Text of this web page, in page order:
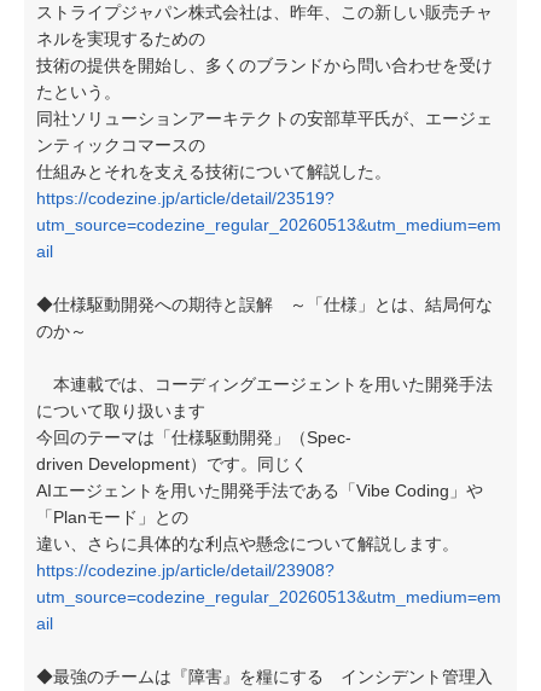
ストライプジャパン株式会社は、昨年、この新しい販売チャ
ネルを実現するための
技術の提供を開始し、多くのブランドから問い合わせを受け
たという。
同社ソリューションアーキテクトの安部草平氏が、エージェ
ンティックコマースの
仕組みとそれを支える技術について解説した。
https://codezine.jp/article/detail/23519?
utm_source=codezine_regular_20260513&utm_medium=em
ail
◆仕様駆動開発への期待と誤解 ～「仕様」とは、結局何な
のか～
本連載では、コーディングエージェントを用いた開発手法
について取り扱います
今回のテーマは「仕様駆動開発」（Spec-
driven Development）です。同じく
AIエージェントを用いた開発手法である「Vibe Coding」や
「Planモード」との
違い、さらに具体的な利点や懸念について解説します。
https://codezine.jp/article/detail/23908?
utm_source=codezine_regular_20260513&utm_medium=em
ail
◆最強のチームは『障害』を糧にする インシデント管理入